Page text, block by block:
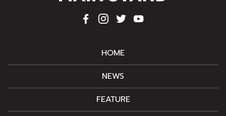
HOME
NEWS
FEATURE